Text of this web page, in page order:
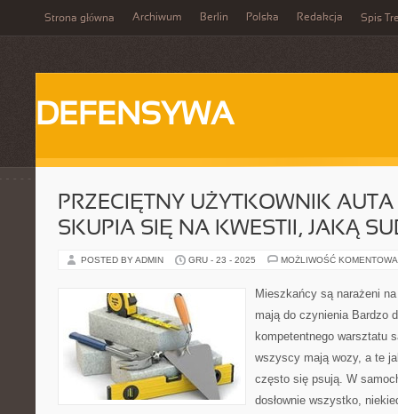
Strona główna Archiwum Berlin Polska Redakcja Spis
DEFENSYWA
PRZECIĘTNY UŻYTKOWNIK
SKUPIA SIĘ NA KWESTII, JAKĄ
POSTED BY ADMIN GRU - 23 - 2025 MOŻLIWOŚĆ
Mieszkańcy są narażeni
mają do czynienia Bardzo
kompetentnego warsztatu
wszyscy mają wozy, a te
często się psują. W
dosłownie wszystko,